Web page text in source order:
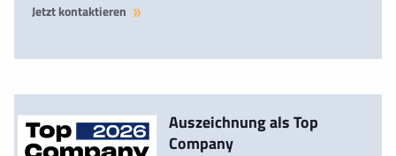
Jetzt kontaktieren
Auszeichnung als Top
Company